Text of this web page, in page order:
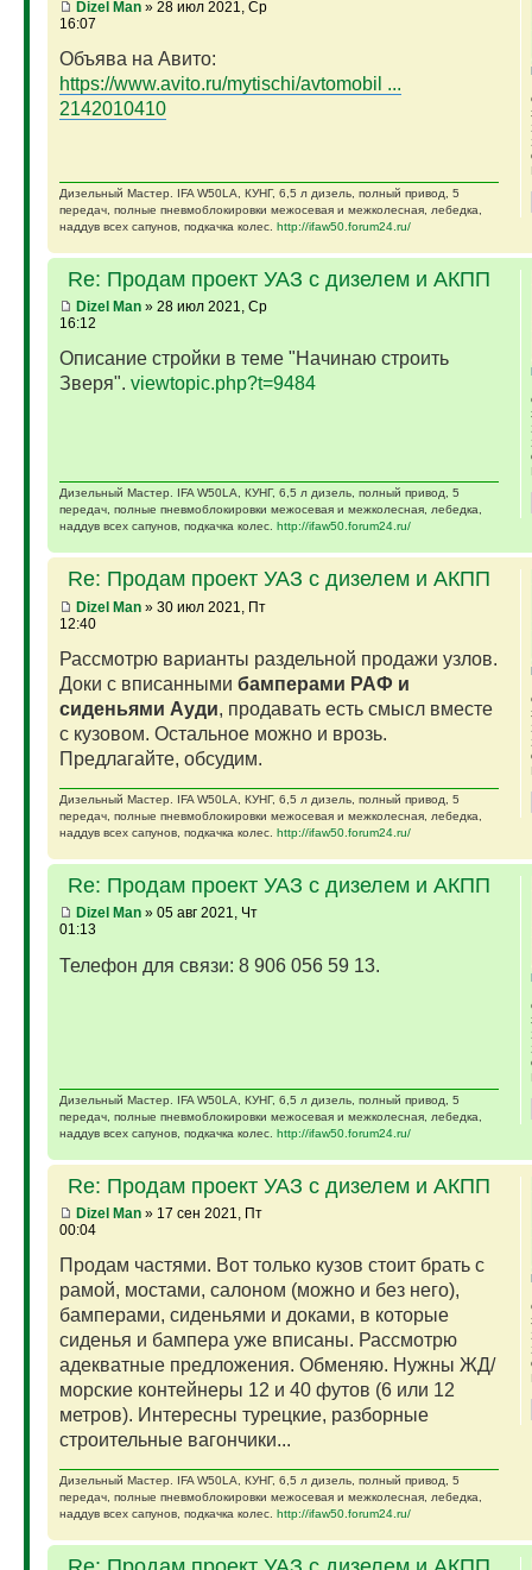
Dizel Man» 28 июл 2021, Ср
16:07
Объява на Авито:
https://www.avito.ru/mytischi/avtomobil ...
2142010410
Дизельный Мастер. IFA W50LA, КУНГ, 6,5 л дизель, полный привод, 5
передач, полные пневмоблокировки межосевая и межколесная, лебедка,
наддув всех сапунов, подкачка колес. http://ifaw50.forum24.ru/
Re: Продам проект УАЗ с дизелем и АКПП
Dizel Man» 28 июл 2021, Ср
16:12
Описание стройки в теме "Начинаю строить
Зверя". viewtopic.php?t=9484
Дизельный Мастер. IFA W50LA, КУНГ, 6,5 л дизель, полный привод, 5
передач, полные пневмоблокировки межосевая и межколесная, лебедка,
наддув всех сапунов, подкачка колес. http://ifaw50.forum24.ru/
Re: Продам проект УАЗ с дизелем и АКПП
Dizel Man» 30 июл 2021, Пт
12:40
Рассмотрю варианты раздельной продажи узлов.
Доки с вписанными бамперами РАФ и
сиденьями Ауди, продавать есть смысл вместе
с кузовом. Остальное можно и врозь.
Предлагайте, обсудим.
Дизельный Мастер. IFA W50LA, КУНГ, 6,5 л дизель, полный привод, 5
передач, полные пневмоблокировки межосевая и межколесная, лебедка,
наддув всех сапунов, подкачка колес. http://ifaw50.forum24.ru/
Re: Продам проект УАЗ с дизелем и АКПП
Dizel Man» 05 авг 2021, Чт
01:13
Телефон для связи: 8 906 056 59 13.
Дизельный Мастер. IFA W50LA, КУНГ, 6,5 л дизель, полный привод, 5
передач, полные пневмоблокировки межосевая и межколесная, лебедка,
наддув всех сапунов, подкачка колес. http://ifaw50.forum24.ru/
Re: Продам проект УАЗ с дизелем и АКПП
Dizel Man» 17 сен 2021, Пт
00:04
Продам частями. Вот только кузов стоит брать с
рамой, мостами, салоном (можно и без него),
бамперами, сиденьями и доками, в которые
сиденья и бампера уже вписаны. Рассмотрю
адекватные предложения. Обменяю. Нужны ЖД/
морские контейнеры 12 и 40 футов (6 или 12
метров). Интересны турецкие, разборные
строительные вагончики...
Дизельный Мастер. IFA W50LA, КУНГ, 6,5 л дизель, полный привод, 5
передач, полные пневмоблокировки межосевая и межколесная, лебедка,
наддув всех сапунов, подкачка колес. http://ifaw50.forum24.ru/